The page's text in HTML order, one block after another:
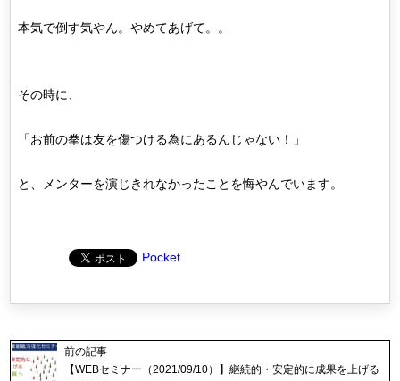
本気で倒す気やん。やめてあげて。。
その時に、
「お前の拳は友を傷つける為にあるんじゃない！」
と、メンターを演じきれなかったことを悔やんでいます。
Pocket
前の記事
【WEBセミナー（2021/09/10）】継続的・安定的に成果を上げる